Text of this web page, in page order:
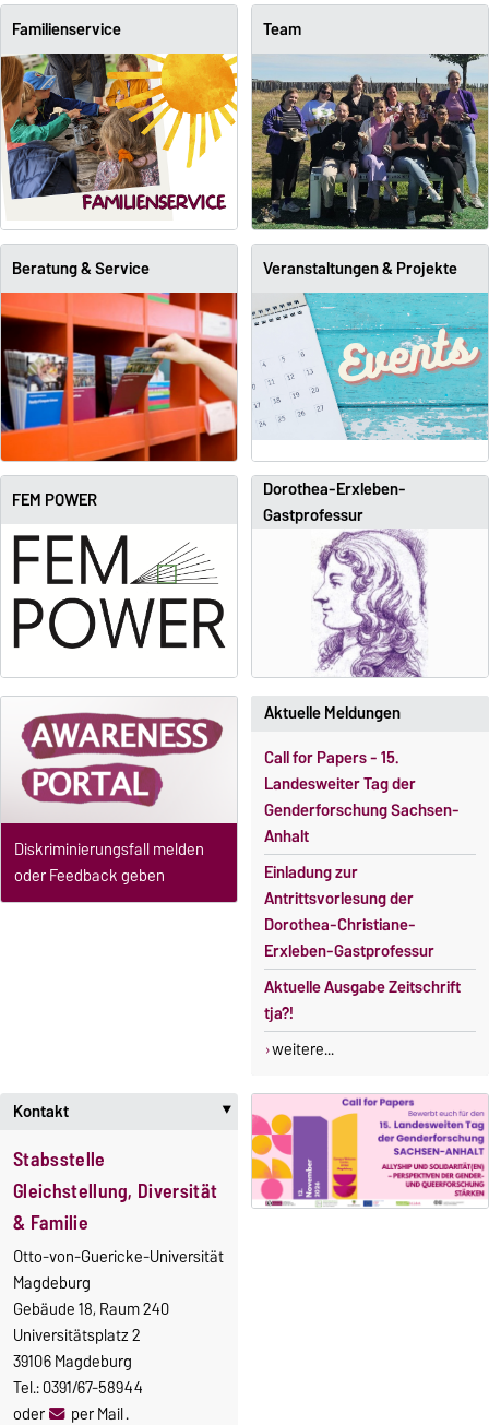
Familienservice Team
Beratung & Service Veranstaltungen & Projekte
FEM POWER
Dorothea-Erxleben-
Gastprofessur
Diskriminierungsfall melden
oder Feedback geben
Aktuelle Meldungen
Call for Papers - 15.
Landesweiter Tag der
Genderforschung Sachsen-
Anhalt
Einladung zur
Antrittsvorlesung der
Dorothea-Christiane-
Erxleben-Gastprofessur
Aktuelle Ausgabe Zeitschrift
tja?!
weitere...
Kontakt ‣
Stabsstelle
Gleichstellung, Diversität
& Familie
Otto-von-Guericke-Universität
Magdeburg
Gebäude 18, Raum 240
Universitätsplatz 2
39106 Magdeburg
Tel.: 0391/67-58944
oder
per Mail.